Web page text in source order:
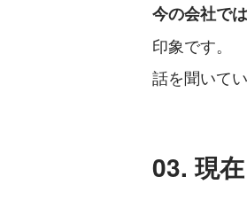
今の会社で
印象です。
話を聞いて
03. 現